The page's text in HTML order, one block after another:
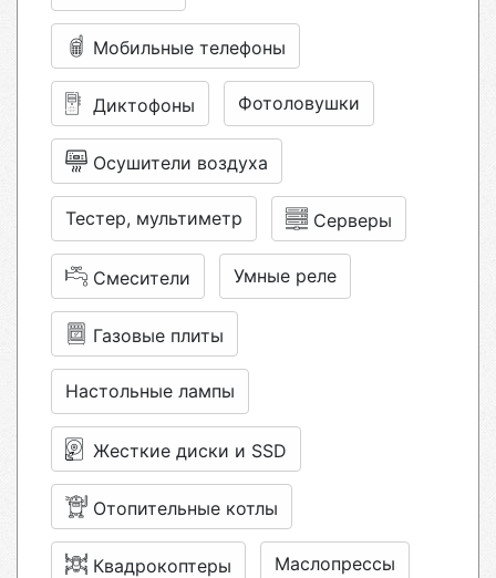
Мобильные телефоны
Диктофоны Фотоловушки
Осушители воздуха
Тестер, мультиметр Серверы
Смесители Умные реле
Газовые плиты
Настольные лампы
Жесткие диски и SSD
Отопительные котлы
Квадрокоптеры Маслопрессы